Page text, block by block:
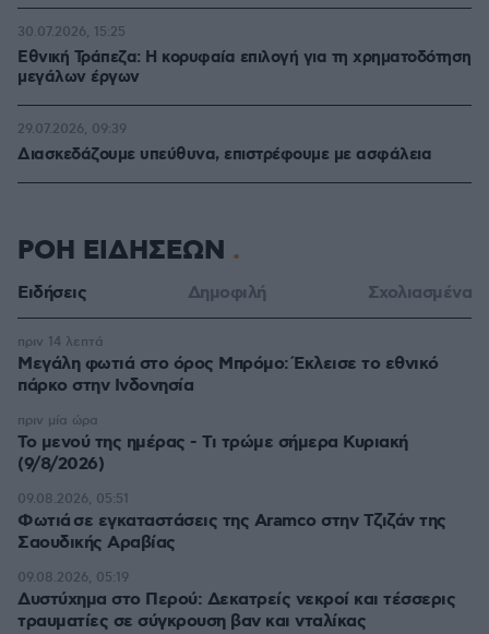
Εθνική Τράπεζα: Η κορυφαία επιλογή για τη χρηματοδότηση
μεγάλων έργων
30.07.2026, 15:25
Διασκεδάζουμε υπεύθυνα, επιστρέφουμε με ασφάλεια
29.07.2026, 09:39
ΡΟΗ ΕΙΔΗΣΕΩΝ
Ειδήσεις Δημοφιλή Σχολιασμένα
Μεγάλη φωτιά στο όρος Μπρόμο: Έκλεισε το εθνικό
πάρκο στην Ινδονησία
πριν 14 λεπτά
Το μενού της ημέρας - Τι τρώμε σήμερα Κυριακή
(9/8/2026)
πριν μία ώρα
Φωτιά σε εγκαταστάσεις της Aramco στην Τζιζάν της
Σαουδικής Αραβίας
09.08.2026, 05:51
Δυστύχημα στο Περού: Δεκατρείς νεκροί και τέσσερις
τραυματίες σε σύγκρουση βαν και νταλίκας
09.08.2026, 05:19